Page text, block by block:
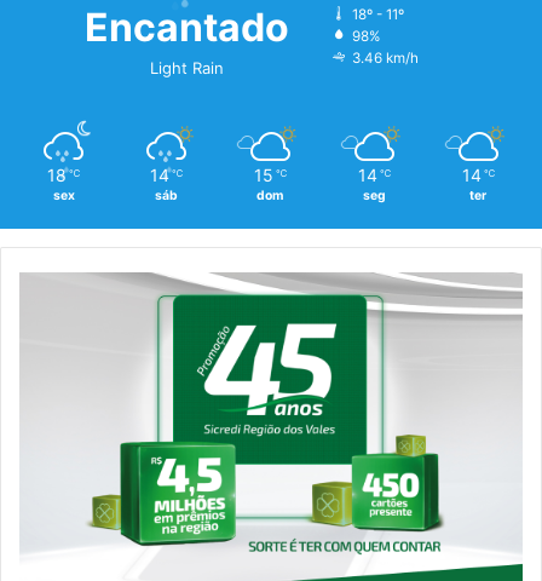
Encantado
Light Rain
18º - 11º
98%
3.46 km/h
18 ℃
sex
14 ℃
sáb
15 ℃
dom
14 ℃
seg
14 ℃
ter